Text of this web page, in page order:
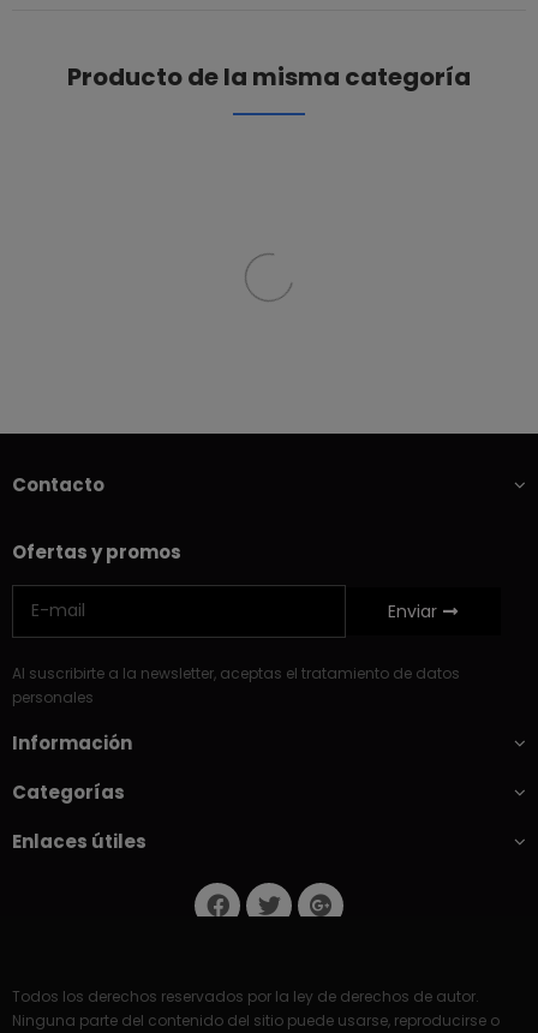
Producto de la misma categoría
Contacto
Ofertas y promos
Enviar
Al suscribirte a la newsletter, aceptas el tratamiento de datos
personales
Información
Categorías
Enlaces útiles
Todos los derechos reservados por la ley de derechos de autor.
Ninguna parte del contenido del sitio puede usarse, reproducirse o